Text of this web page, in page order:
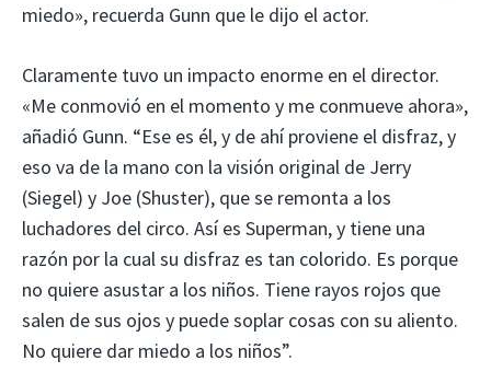
miedo», recuerda Gunn que le dijo el actor.
Claramente tuvo un impacto enorme en el director.
«Me conmovió en el momento y me conmueve ahora»,
añadió Gunn. “Ese es él, y de ahí proviene el disfraz, y
eso va de la mano con la visión original de Jerry
(Siegel) y Joe (Shuster), que se remonta a los
luchadores del circo. Así es Superman, y tiene una
razón por la cual su disfraz es tan colorido. Es porque
no quiere asustar a los niños. Tiene rayos rojos que
salen de sus ojos y puede soplar cosas con su aliento.
No quiere dar miedo a los niños”.